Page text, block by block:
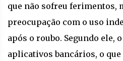
que não sofreu ferimentos,
preocupação com o uso
após o roubo. Segundo ele,
aplicativos bancários, o